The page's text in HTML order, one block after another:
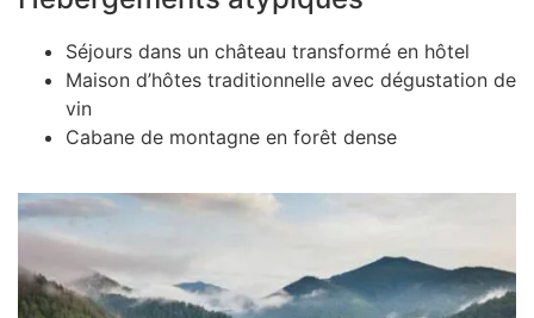
Séjours dans un château transformé en hôtel
Maison d’hôtes traditionnelle avec dégustation de
vin
Cabane de montagne en forêt dense